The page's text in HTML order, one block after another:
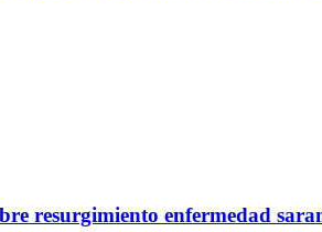
resurgimiento enfermedad